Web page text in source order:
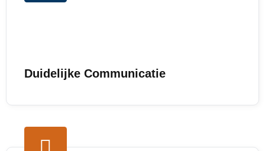
Duidelijke Communicatie